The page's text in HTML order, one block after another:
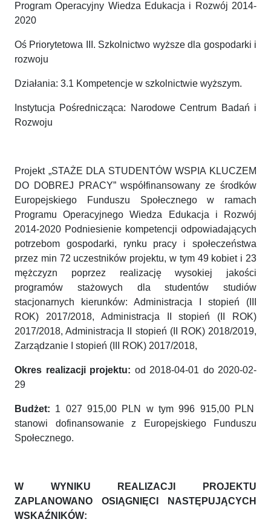
Program Operacyjny Wiedza Edukacja i Rozwój 2014-
2020
Oś Priorytetowa III. Szkolnictwo wyższe dla gospodarki i
rozwoju
Działania: 3.1 Kompetencje w szkolnictwie wyższym.
Instytucja Pośrednicząca: Narodowe Centrum Badań i
Rozwoju
Projekt „STAŻE DLA STUDENTÓW WSPIA KLUCZEM
DO DOBREJ PRACY” współfinansowany ze środków
Europejskiego Funduszu Społecznego w ramach
Programu Operacyjnego Wiedza Edukacja i Rozwój
2014-2020 Podniesienie kompetencji odpowiadających
potrzebom gospodarki, rynku pracy i społeczeństwa
przez min 72 uczestników projektu, w tym 49 kobiet i 23
mężczyzn poprzez realizację wysokiej jakości
programów stażowych dla studentów studiów
stacjonarnych kierunków: Administracja I stopień (III
ROK) 2017/2018, Administracja II stopień (II ROK)
2017/2018, Administracja II stopień (II ROK) 2018/2019,
Zarządzanie I stopień (III ROK) 2017/2018,
Okres realizacji projektu: od 2018-04-01 do 2020-02-
29
Budżet: 1 027 915,00 PLN w tym 996 915,00 PLN
stanowi dofinansowanie z Europejskiego Funduszu
Społecznego.
W WYNIKU REALIZACJI PROJEKTU
ZAPLANOWANO OSIĄGNIĘCI NASTĘPUJĄCYCH
WSKAŹNIKÓW: